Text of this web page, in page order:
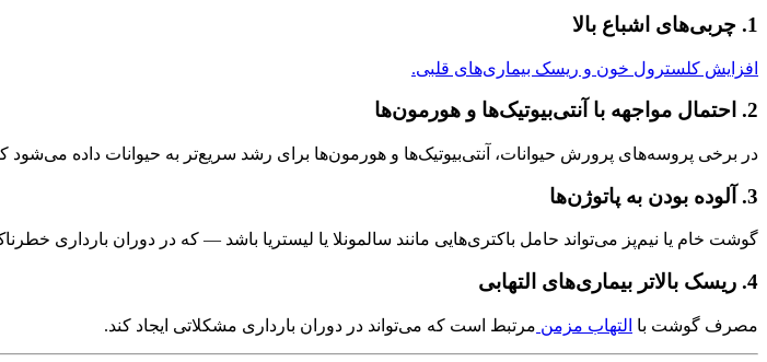
1. چربی‌های اشباع بالا
افزایش کلسترول خون و ریسک بیماری‌های قلبی.
2. احتمال مواجهه با آنتی‌بیوتیک‌ها و هورمون‌ها
در برخی پروسه‌های پرورش حیوانات، آنتی‌بیوتیک‌ها و هورمون‌ها برای رشد سریع‌تر به حیوانات داده می‌شود
3. آلوده بودن به پاتوژن‌ها
گوشت خام یا نیم‌پز می‌تواند حامل باکتری‌هایی مانند سالمونلا یا لیستریا باشد — که در دوران بارداری
4. ریسک بالاتر بیماری‌های التهابی
مصرف گوشت با التهاب مزمن مرتبط است که می‌تواند در دوران بارداری مشکلاتی ایجاد کند.